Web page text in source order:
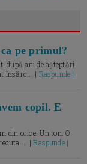
pe primul?
după ani de așteptări
însărc... | Raspunde |
copil. E
din orice. Un ton. O
|Raspunde |